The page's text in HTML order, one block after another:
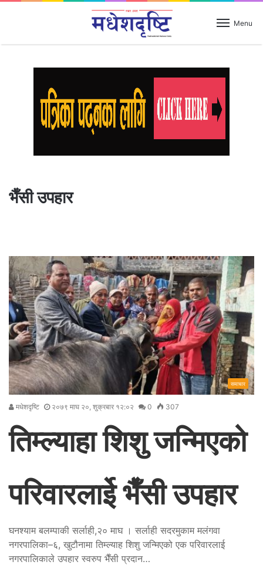
Menu
भैँसी उपहार
समाचार
मधेशदृष्टि २०७९ माघ २०, शुक्रबार १२:०२ 0 307
तिम्ल्याहा शिशु जन्मिएको
परिवारलाईे भैँसी उपहार
घनश्याम बलम्पाकी सर्लाही,२० माघ । सर्लाही सदरमुकाम मलंगवा
नगरपालिका–६, खुटौनामा तिम्ल्याह शिशु जन्मिएको एक परिवारलाई
नगरपालिकाले उपहार स्वरुप भैँसी प्रदान…